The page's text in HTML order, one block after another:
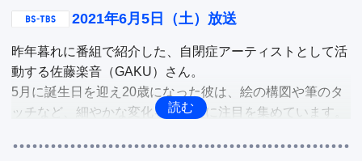
を、代表の山下和美さん自らが案内します。
東京都・青梅市では、50年ぶりに映画館が復活するという
話題で持ちきりに。青梅市は古い街並みや昭和レトロをテ
ーマとした施設で懐かしい雰囲気を味わえるスポットとし
ても有名。
2021年6月5日（土）放送
昨年暮れに番組で紹介した、自閉症アーティストとして活
動する佐藤楽音（GAKU）さん。
5月に誕生日を迎え20歳になった彼は、絵の構図や筆のタ
ッチなど、細やかな変化を遂げ更に注目を集めています。